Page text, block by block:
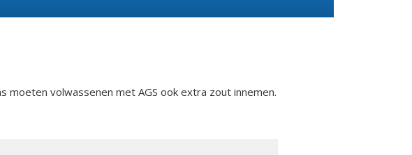
moeten volwassenen met AGS ook extra zout innemen.